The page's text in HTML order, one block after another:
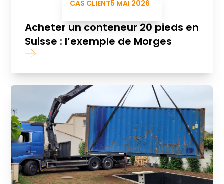
CAS CLIENT5 MAI 2026
Acheter un conteneur 20 pieds en
Suisse : l’exemple de Morges